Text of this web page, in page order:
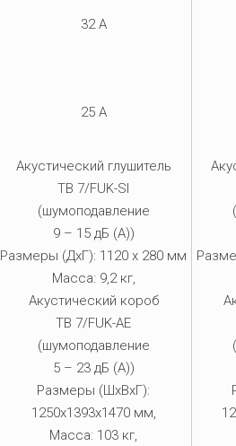
32 A
25 A
Акустический глушитель
TB 7/FUK-SI
(шумоподавление
9 – 15 дБ (A))
Размеры (ДxГ): 1120 x 280 мм
Масса: 9,2 кг,
Акустический короб
TB 7/FUK-AE
(шумоподавление
5 – 23 дБ (A))
Размеры (ШхВхГ):
1250x1393x1470 мм,
Масса: 103 кг,